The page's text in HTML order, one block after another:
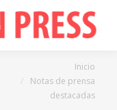
Inicio
Notas de prensa
destacadas